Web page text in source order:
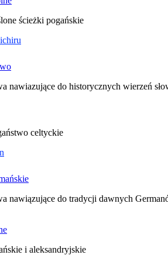
ścieżki pogańskie
nawiazujące do historycznych wierzeń
celtyckie
nawiązujące do tradycji dawnych
i aleksandryjskie